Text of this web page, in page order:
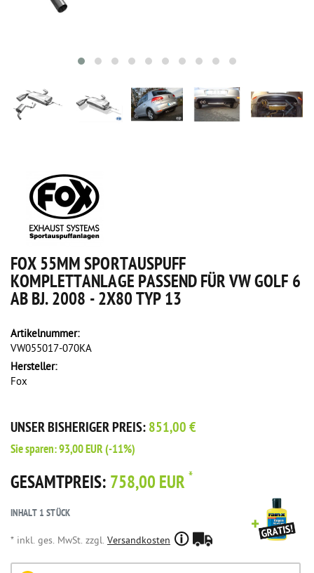
FOX 55MM SPORTAUSPUFF
KOMPLETTANLAGE PASSEND FÜR VW GOLF 6
AB BJ. 2008 - 2X80 TYP 13
Artikelnummer:
VW055017-070KA
Hersteller:
Fox
UNSER BISHERIGER PREIS:851,00 €
Sie sparen:93,00 EUR(-11%)
GESAMTPREIS: 758,00 EUR *
INHALT 1STÜCK
* inkl. ges. MwSt. zzgl. Versandkosten